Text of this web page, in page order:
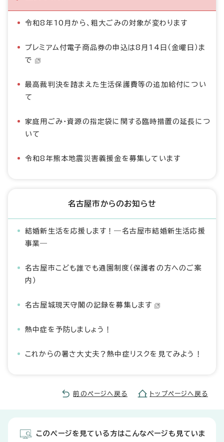
令和8年10月から、粗大ごみの対象が変わります
プレミアム付電子商品券の申込は8月14日（金曜日）ま
で
最高裁判決を踏まえた生活保護費等の追加給付につい
て
家庭用ごみ・資源の指定袋に関する臨時措置の延長につ
いて
令和8年熊本地震災害義援金を募集しています
名古屋市からのお知らせ
結婚新生活を応援します！―名古屋市結婚新生活応援
事業―
名古屋市こども誰でも通園制度（保護者の方へのご案
内）
名古屋城現天守閣の記録を募集します
熱中症を予防しましょう！
これからの暑さ大丈夫？熱中症リスクを見てみよう！
前のページへ戻る トップページへ戻る
このページを見ている方はこんなページも見ていま